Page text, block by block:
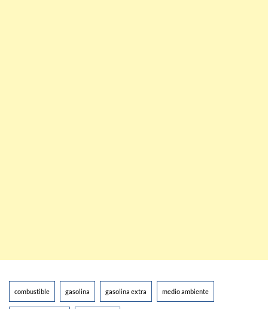
combustible gasolina gasolina extra medio ambiente